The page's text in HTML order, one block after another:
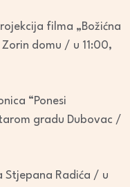
filma „Božićna
Zorin domu / u 11:00,
“Ponesi
gradu Dubovac /
Stjepana Radića / u